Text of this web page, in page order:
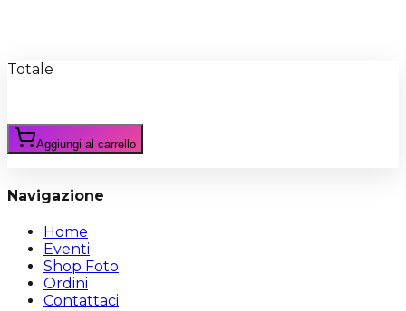
Totale
Aggiungi al carrello
Navigazione
Home
Eventi
Shop Foto
Ordini
Contattaci